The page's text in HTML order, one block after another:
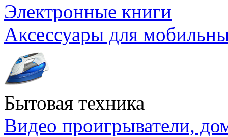
Электронные книги
Аксессуары для
Бытовая техника
Видео проигрыватели,